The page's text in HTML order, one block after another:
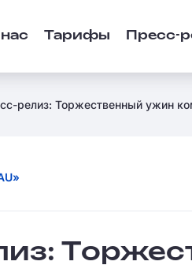
Тарифы Пресс-
релиз: Торжественный ужин